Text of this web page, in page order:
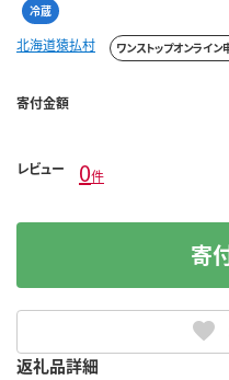
冷蔵
北海道猿払村 ワンストップオンライ
寄付金額
レビュー 0件
寄
返礼品詳細